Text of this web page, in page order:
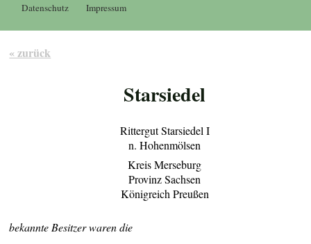
Datenschutz Impressum
« zurück
Starsiedel
Rittergut Starsiedel I
n. Hohenmölsen
Kreis Merseburg
Provinz Sachsen
Königreich Preußen
bekannte Besitzer waren die